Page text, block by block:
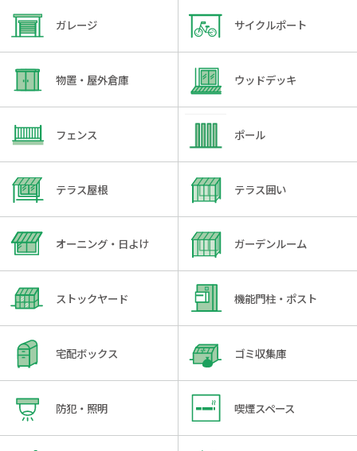
ガレージ サイクルポート
物置・屋外倉庫 ウッドデッキ
フェンス ポール
テラス屋根 テラス囲い
オーニング・日よけ ガーデンルーム
ストックヤード 機能門柱・ポスト
宅配ボックス ゴミ収集庫
防犯・照明 喫煙スペース